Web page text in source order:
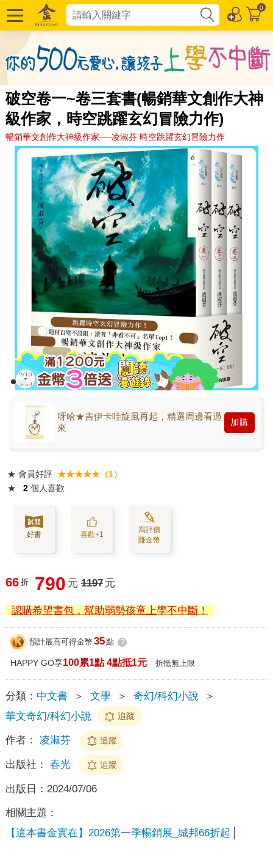
0
破空卷一~卷三套書(暢銷華文創作大神
級作家，時空跳躍玄幻冒險力作)
暢銷華文創作大神級作家──凌淑芬 時空跳躍玄幻冒險力作
呀哈★吉伊卡哇旋風再起，精選周邊看過
來
加購
★ 會員好評 ★★★★★（1）
★
2 個人喜歡
好書 喜歡+1
寫評價
賺金幣
66 折 790 元 1197 元
認購希望書包，幫助弱勢孩童上學不中斷！
預計最高可得金幣 35點 ?
HAPPY GO享100累1點 4點抵1元 折抵無上限
分類： 中文書 ＞ 文學 ＞ 奇幻/科幻小說
＞
華文奇幻/科幻小說
追蹤
作者： 凌淑芬 追蹤
出版社： 春光 追蹤
出版日： 2024/07/06
相關主題：
【這本書金實在】2026第一季暢銷展_城邦66折起